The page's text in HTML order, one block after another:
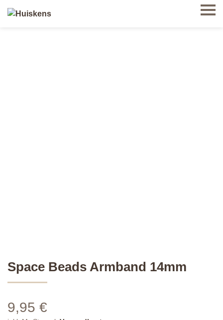
Space Beads Armband 14mm
9,95 €